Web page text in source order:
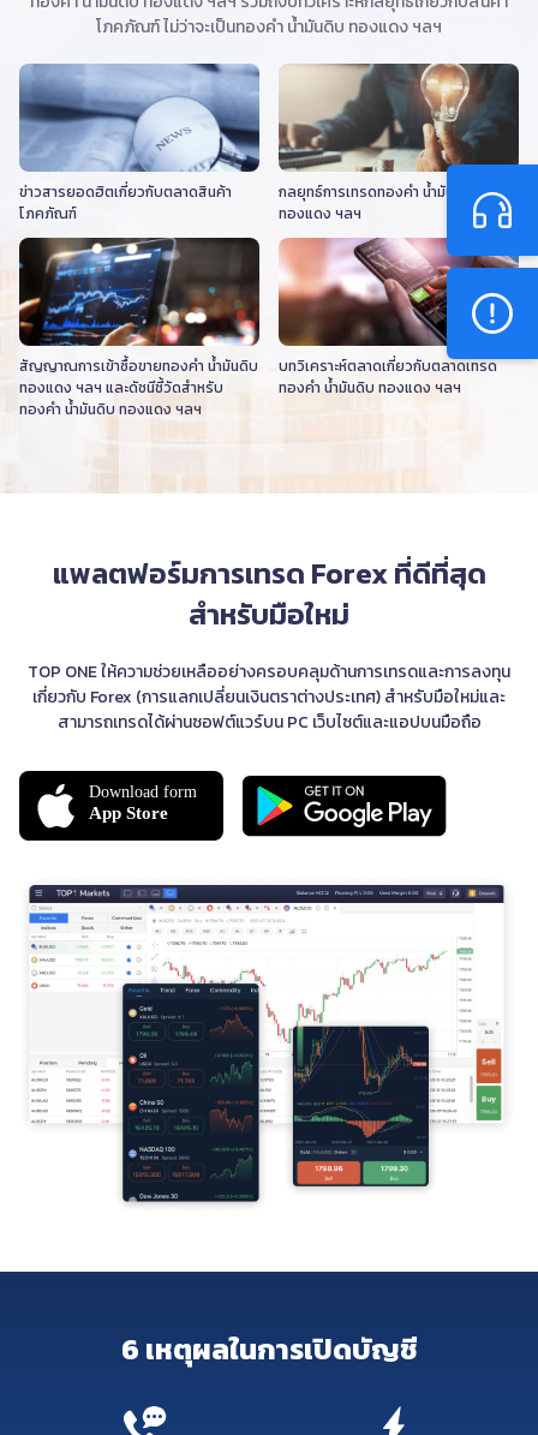
โภคภัณฑ์ ไม่ว่าจะเป็นทองคำ น้ำมันดิบ ทองแดง ฯลฯ
ข่าวสารยอดฮิตเกี่ยวกับตลาดสินค้า
โภคภัณฑ์
กลยุทธ์การเทรดทองคำ น้ำมันดิบ
ทองแดง ฯลฯ
สัญญาณการเข้าซื้อขายทองคำ น้ำมันดิบ
ทองแดง ฯลฯ และดัชนีชี้วัดสำหรับ
ทองคำ น้ำมันดิบ ทองแดง ฯลฯ
บทวิเคราะห์ตลาดเกี่ยวกับตลาดเทรด
ทองคำ น้ำมันดิบ ทองแดง ฯลฯ
แพลตฟอร์มการเทรด Forex ที่ดีที่สุด
สำหรับมือใหม่
TOP ONE ให้ความช่วยเหลืออย่างครอบคลุมด้านการเทรดและการลงทุน
เกี่ยวกับ Forex (การแลกเปลี่ยนเงินตราต่างประเทศ) สำหรับมือใหม่และ
สามารถเทรดได้ผ่านซอฟต์แวร์บน PC เว็บไซต์และแอปบนมือถือ
6 เหตุผลในการเปิดบัญชี